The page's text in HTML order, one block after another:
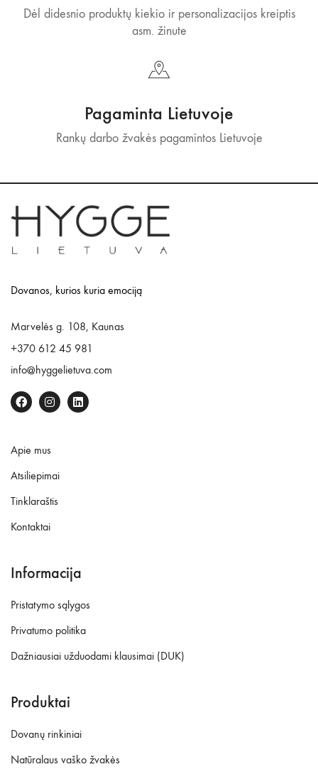
Dėl didesnio produktų kiekio ir personalizacijos kreiptis
asm. žinute
Pagaminta Lietuvoje
Rankų darbo žvakės pagamintos Lietuvoje
Dovanos, kurios kuria emociją
Marvelės g. 108, Kaunas
+370 612 45 981
info@hyggelietuva.com
Apie mus
Atsiliepimai
Tinklaraštis
Kontaktai
Informacija
Pristatymo sąlygos
Privatumo politika
Dažniausiai užduodami klausimai (DUK)
Produktai
Dovanų rinkiniai
Natūralaus vaško žvakės